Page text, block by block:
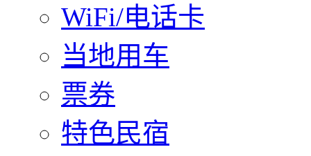
WiFi/电话卡
当地用车
票券
特色民宿